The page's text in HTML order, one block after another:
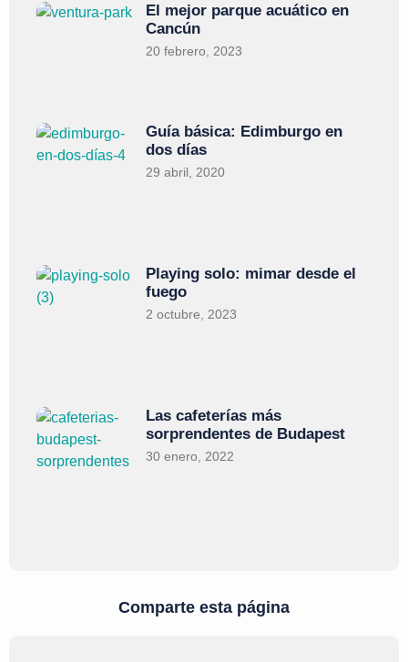
El mejor parque acuático en
Cancún
20 febrero, 2023
Guía básica: Edimburgo en
dos días
29 abril, 2020
Playing solo: mimar desde el
fuego
2 octubre, 2023
Las cafeterías más
sorprendentes de Budapest
30 enero, 2022
Comparte esta página